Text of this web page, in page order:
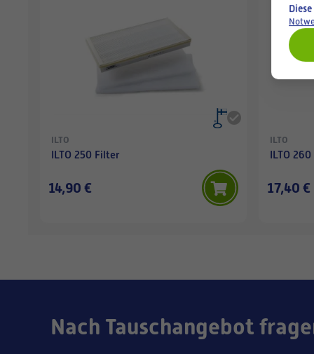
ILTO
ILTO 250 Filter
14,90 €
ILTO
ILTO
17,40 €
Nach Tauschangebot